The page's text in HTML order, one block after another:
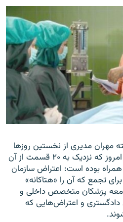
مهران مدیری از نخستین روزها
که نامش «اتاق عمل» بود تا امروز که نزدیک به ۲۰ قسمت از آن
بوده است: اعتراض سازمان
تجمع که آن را «هتاکانه»
پزشکان متخصص داخلی و
دادگستری و اعتراض‌هایی که